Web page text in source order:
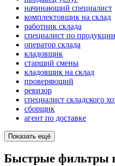
начинающий специалист
комплектовщик на склад
работник склада
специалист по продукции
оператор склада
кладовщик
старший смены
кладовщик на склад
проверяющий
ревизор
специалист складского
сборщик
агент по доставке
Показать ещё
Быстрые фильтры